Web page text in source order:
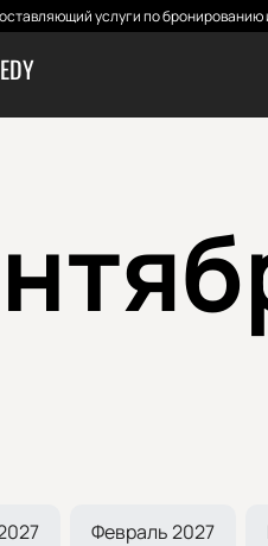
услуги по бронированию
Февраль 2027